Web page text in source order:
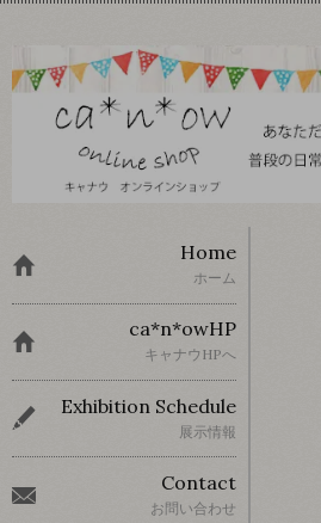
Home
ホーム
ca*n*owHP
キャナウHPへ
Exhibition Schedule
展示情報
Contact
お問い合わせ